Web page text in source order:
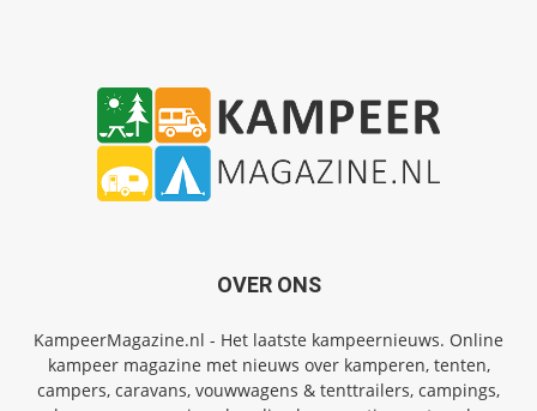
OVER ONS
KampeerMagazine.nl - Het laatste kampeernieuws. Online
kampeer magazine met nieuws over kamperen, tenten,
campers, caravans, vouwwagens & tenttrailers, campings,